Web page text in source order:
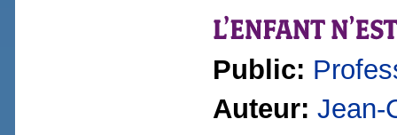
Public:
Auteur: Jean-